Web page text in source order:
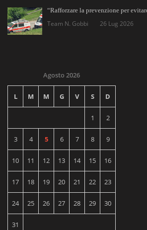
“Rafforzare la prevenzione per
Team N. Gobbi 26 Lug 2026
Agosto 2026
L M M G V S D
1 2
3 4 5 6 7 8 9
10 11 12 13 14 15 16
17 18 19 20 21 22 23
24 25 26 27 28 29 30
31